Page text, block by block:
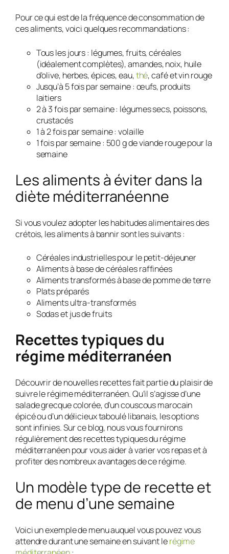
Pour ce qui est de la fréquence de consommation de
ces aliments, voici quelques recommandations :
Tous les jours : légumes, fruits, céréales
(idéalement complètes), amandes, noix, huile
d’olive, herbes, épices, eau,thé, café et vin rouge
Jusqu’à 5 fois par semaine : œufs, produits
laitiers
2 à 3 fois par semaine : légumes secs, poissons,
crustacés
1 à 2 fois par semaine : volaille
1 fois par semaine : 500 g de viande rouge pour la
semaine
Les aliments à éviter dans la
diète méditerranéenne
Si vous voulez adopter les habitudes alimentaires des
crétois, les aliments à bannir sont les suivants :
Céréales industrielles pour le petit-déjeuner
Aliments à base de céréales raffinées
Aliments transformés à base de pomme de terre
Plats préparés
Aliments ultra-transformés
Sodas et jus de fruits
Recettes typiques du
régime méditerranéen
Découvrir de nouvelles recettes fait partie du plaisir de
suivre le régime méditerranéen. Qu’il s’agisse d’une
salade grecque colorée, d’un couscous marocain
épicé ou d’un délicieux taboulé libanais, les options
sont infinies. Sur ce blog, nous vous fournirons
régulièrement des recettes typiques du régime
méditerranéen pour vous aider à varier vos repas et à
profiter des nombreux avantages de ce régime.
Un modèle type de recette et
de menu d’une semaine
Voici un exemple de menu auquel vous pouvez vous
attendre durant une semaine en suivant lerégime